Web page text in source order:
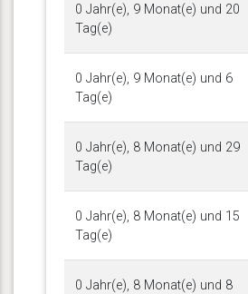
0 Jahr(e), 9 Monat(e) und 20
Tag(e)
0 Jahr(e), 9 Monat(e) und 6
Tag(e)
0 Jahr(e), 8 Monat(e) und 29
Tag(e)
0 Jahr(e), 8 Monat(e) und 15
Tag(e)
0 Jahr(e), 8 Monat(e) und 8